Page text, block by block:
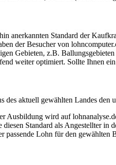
anerkannten Standard der
der Besucher von
Gebieten, z.B.
weiter optimiert. Sollte Ihnen
des aktuell gewählten Landes
Ausbildung wird auf
Standard als Angestellter
passende Lohn für den